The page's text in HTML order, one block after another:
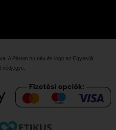
A Párom.hu név és logo az Egyesült
védjegye.